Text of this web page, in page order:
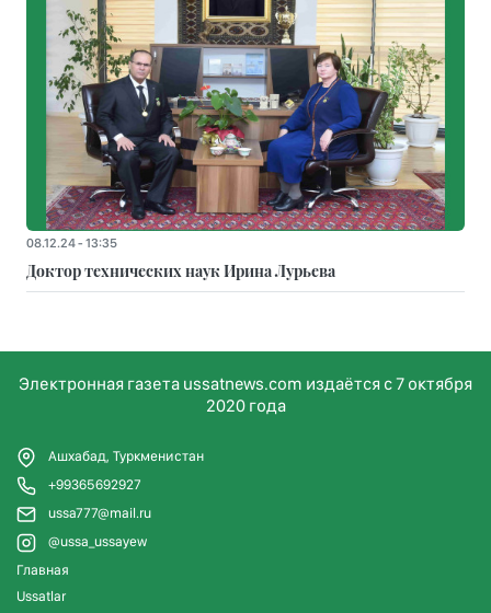
08.12.24 - 13:35
Доктор технических наук Ирина Лурьева
Электронная газета ussatnews.com издаётся с 7 октября
2020 года
Ашхабад, Туркменистан
+99365692927
ussa777@mail.ru
@ussa_ussayew
Главная
Ussatlar